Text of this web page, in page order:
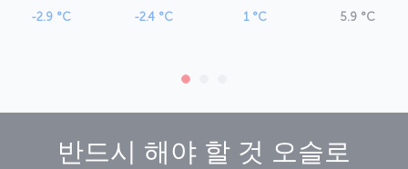
-2.9 °C -2.4 °C 1 °C 5.9 °C
반드시 해야 할 것 오슬로